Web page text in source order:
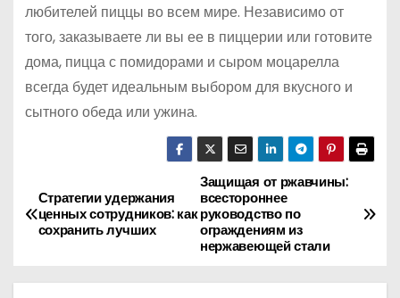
любителей пиццы во всем мире. Независимо от
того, заказываете ли вы ее в пиццерии или готовите
дома, пицца с помидорами и сыром моцарелла
всегда будет идеальным выбором для вкусного и
сытного обеда или ужина.
Н
а
Защищая от ржавчины:
всестороннее
руководство по
ограждениям из
нержавеющей стали
Стратегии удержания
ценных сотрудников: как
сохранить лучших